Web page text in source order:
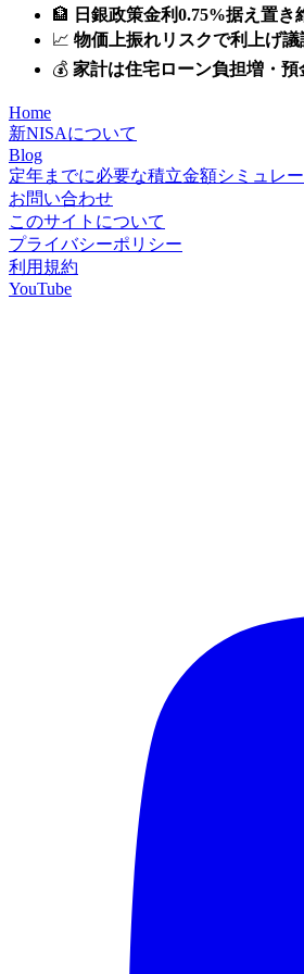
🏦 日銀政策金利0.75%据え置き
📈 物価上振れリスクで利上げ議
💰 家計は住宅ローン負担増・
Home
新NISAについて
Blog
定年までに必要な積立金額シミュレ
お問い合わせ
このサイトについて
プライバシーポリシー
利用規約
YouTube